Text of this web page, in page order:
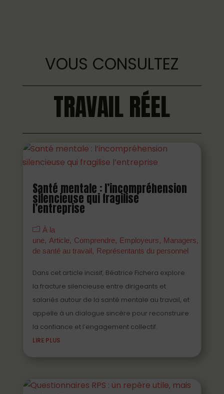
VOUS CONSULTEZ
TRAVAIL RÉEL
Santé mentale : l’incompréhension
silencieuse qui fragilise
l’entreprise
À la
une Article Comprendre Employeurs Managers
de santé au travail
Représentants du personnel
Dans cet article incisif, Béatrice Fichera explore
la fracture silencieuse entre dirigeants et
salariés autour de la santé mentale au travail, et
appelle à un dialogue sincère pour reconstruire
la confiance et l’engagement collectif.
LIRE PLUS